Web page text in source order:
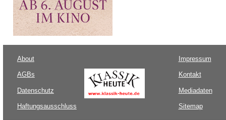
About
AGBs
Datenschutz
Haftungsausschluss
Impressum
Kontakt
Mediadaten
Sitemap